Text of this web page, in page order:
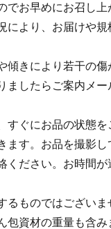
お早めにお召し上
により、お届けや規
きにより若干の傷
ましたらご案内メー
すぐにお品の状態
ます。お品を撮影
ください。お時間
ものではございま
資材の重量も含み